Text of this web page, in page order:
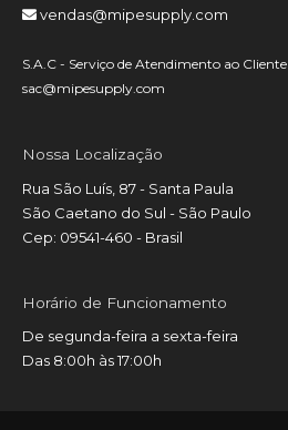
vendas@mipesupply.com
S.A.C - Serviço de Atendimento ao Cliente
sac@mipesupply.com
Nossa Localização
Rua São Luís, 87 - Santa Paula
São Caetano do Sul - São Paulo
Cep: 09541-460 - Brasil
Horário de Funcionamento
De segunda-feira a sexta-feira
Das 8:00h às 17:00h